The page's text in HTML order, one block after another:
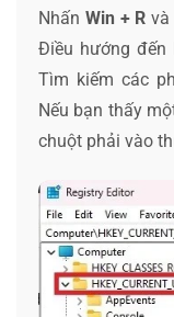
Nhấn Win + R và
Điều hướng đến
Tìm kiếm các
Nếu bạn thấy
chuột phải vào